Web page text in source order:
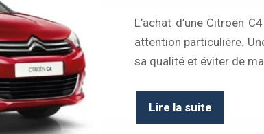
L’achat d’une Citroën
attention particulière.
sa qualité et éviter de
Lire la suite